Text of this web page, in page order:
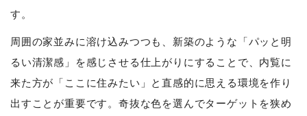
す。
周囲の家並みに溶け込みつつも、新築のような「パッと明
るい清潔感」を感じさせる仕上がりにすることで、内覧に
来た方が「ここに住みたい」と直感的に思える環境を作り
出すことが重要です。奇抜な色を選んでターゲットを狭め